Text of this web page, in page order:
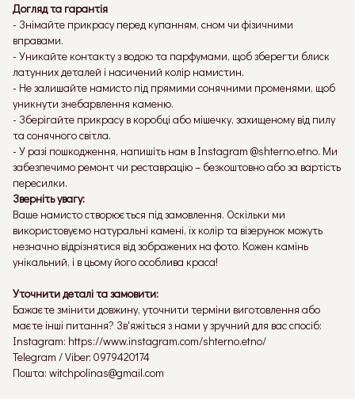
Догляд та гарантія
- Знімайте прикрасу перед купанням, сном чи фізичними
вправами.
- Уникайте контакту з водою та парфумами, щоб зберегти блиск
латунних деталей і насичений колір намистин.
- Не залишайте намисто під прямими сонячними променями, щоб
уникнути знебарвлення каменю.
- Зберігайте прикрасу в коробці або мішечку, захищеному від пилу
та сонячного світла.
- У разі пошкодження, напишіть нам в Instagram @shterno.etno. Ми
забезпечимо ремонт чи реставрацію – безкоштовно або за вартість
пересилки.
Зверніть увагу:
Ваше намисто створюється під замовлення. Оскільки ми
використовуємо натуральні камені, їх колір та візерунок можуть
незначно відрізнятися від зображених на фото. Кожен камінь
унікальний, і в цьому його особлива краса!
Уточнити деталі та замовити:
Бажаєте змінити довжину, уточнити терміни виготовлення або
маєте інші питання? Зв'яжіться з нами у зручний для вас спосіб:
Instagram: https://www.instagram.com/shterno.etno/
Telegram / Viber: 0979420174
Пошта: witchpolinas@gmail.com